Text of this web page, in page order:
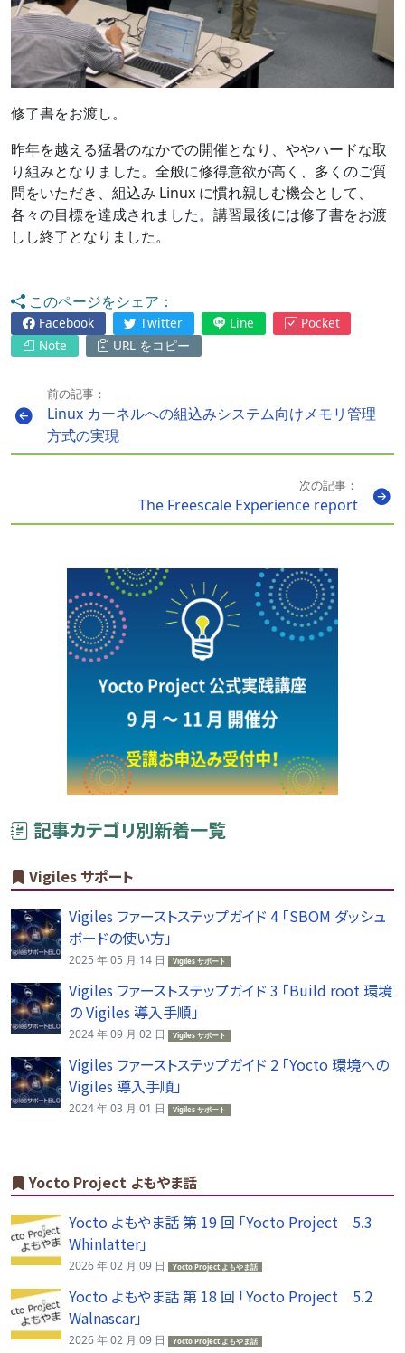
修了書をお渡し。
昨年を越える猛暑のなかでの開催となり、ややハードな取
り組みとなりました。全般に修得意欲が高く、多くのご質
問をいただき、組込み Linux に慣れ親しむ機会として、
各々の目標を達成されました。講習最後には修了書をお渡
しし終了となりました。
このページをシェア：
Facebook Twitter Line
Pocket
Note
URL をコピー
前の記事：
Linux カーネルへの組込みシステム向けメモリ管理
方式の実現
次の記事：
The Freescale Experience report
記事カテゴリ別新着一覧
Vigiles サポート
Vigiles ファーストステップガイド 4 「SBOM ダッシュ
ボードの使い方」
2025 年 05 月 14 日 Vigiles サポート
Vigiles ファーストステップガイド 3 「Build root 環境
の Vigiles 導入手順」
2024 年 09 月 02 日 Vigiles サポート
Vigiles ファーストステップガイド 2 「Yocto 環境への
Vigiles 導入手順」
2024 年 03 月 01 日 Vigiles サポート
Yocto Project よもやま話
Yocto よもやま話 第 19 回 「Yocto Project 5.3
Whinlatter」
2026 年 02 月 09 日 Yocto Project よもやま話
Yocto よもやま話 第 18 回 「Yocto Project 5.2
Walnascar」
2026 年 02 月 09 日 Yocto Project よもやま話